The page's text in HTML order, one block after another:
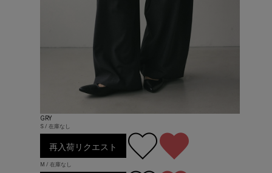
GRY
S / 在庫なし
再入荷リクエスト
M / 在庫なし